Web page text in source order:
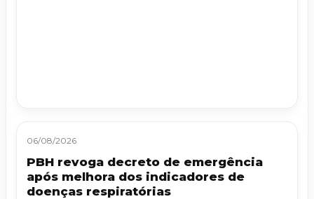
06/08/2026
PBH revoga decreto de emergência
após melhora dos indicadores de
doenças respiratórias